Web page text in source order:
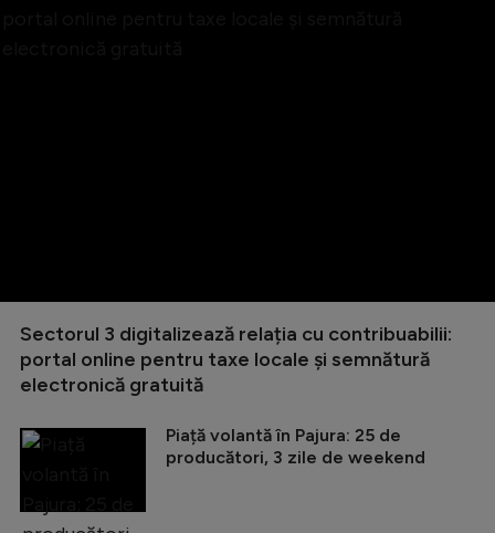
Sectorul 3 digitalizează relația cu contribuabilii:
portal online pentru taxe locale și semnătură
electronică gratuită
Piață volantă în Pajura: 25 de
producători, 3 zile de weekend